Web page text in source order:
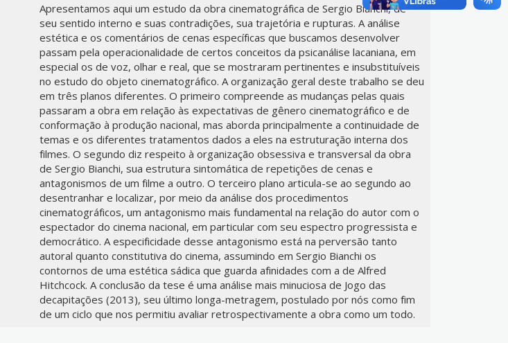
Apresentamos aqui um estudo da obra cinematográfica de Sergio Bianchi, de
seu sentido interno e suas contradições, sua trajetória e rupturas. A análise
estética e os comentários de cenas específicas que buscamos desenvolver
passam pela operacionalidade de certos conceitos da psicanálise lacaniana, em
especial os de voz, olhar e real, que se mostraram pertinentes e insubstituíveis
no estudo do objeto cinematográfico. A organização geral deste trabalho se deu
em três planos diferentes. O primeiro compreende as mudanças pelas quais
passaram a obra em relação às expectativas de gênero cinematográfico e de
conformação à produção nacional, mas aborda principalmente a continuidade de
temas e os diferentes tratamentos dados a eles na estruturação interna dos
filmes. O segundo diz respeito à organização obsessiva e transversal da obra
de Sergio Bianchi, sua estrutura sintomática de repetições de cenas e
antagonismos de um filme a outro. O terceiro plano articula-se ao segundo ao
desentranhar e localizar, por meio da análise dos procedimentos
cinematográficos, um antagonismo mais fundamental na relação do autor com o
espectador do cinema nacional, em particular com seu espectro progressista e
democrático. A especificidade desse antagonismo está na perversão tanto
autoral quanto constitutiva do cinema, assumindo em Sergio Bianchi os
contornos de uma estética sádica que guarda afinidades com a de Alfred
Hitchcock. A conclusão da tese é uma análise mais minuciosa de Jogo das
decapitações (2013), seu último longa-metragem, postulado por nós como fim
de um ciclo que nos permitiu avaliar retrospectivamente a obra como um todo.